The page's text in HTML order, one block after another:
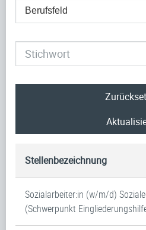
Berufsfeld
Stellenbezeichnung
Sozialarbeiter:in (w/m/d)
(Schwerpunkt